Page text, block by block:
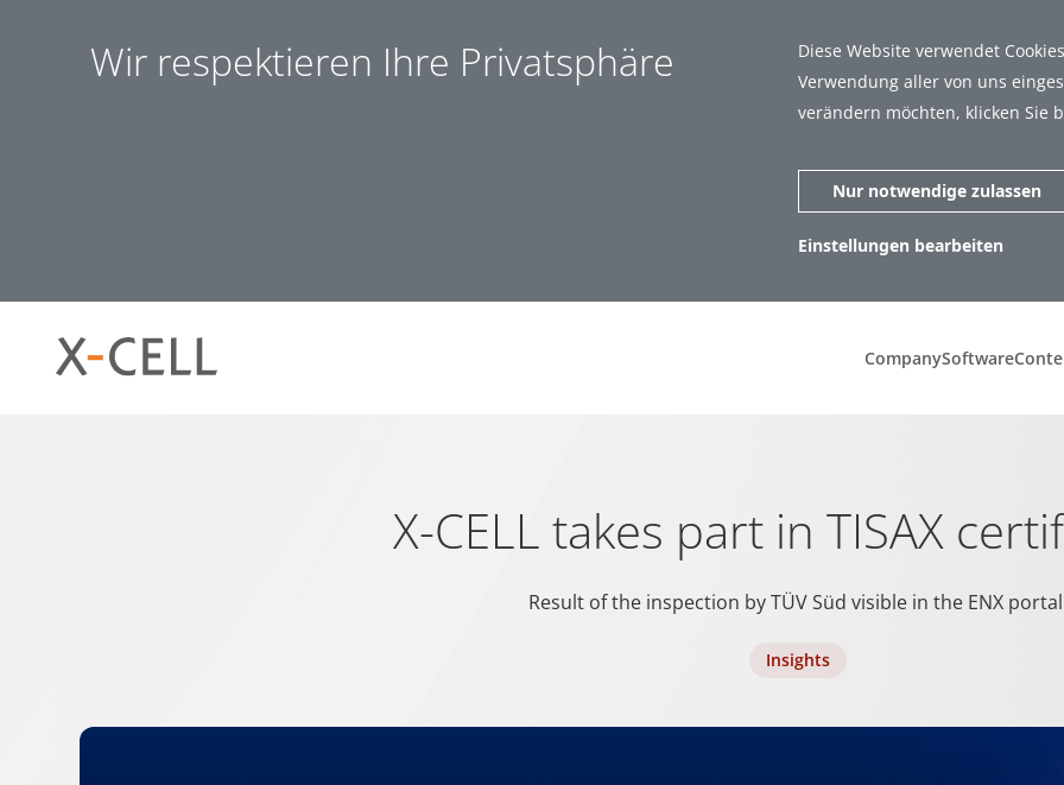
Wir respektieren Ihre Privatsphäre
Diese Website verwendet
Verwendung aller von uns
verändern möchten, klicken Sie
Nur notwendige zulassen
Einstellungen bearbeiten
Notwendig (8)
Zweck
Verwendet, um zu überprüfen, ob der Browser des Benutzers Cookies unterstützt.
LinkedIn
Website, um gültige Berichte über die Nutzung Ihrer Website zu erstellen.
CompanySoftware
X-CELL takes part in TISAX
Result of the inspection by TÜV Süd visible in the ENX
Insights